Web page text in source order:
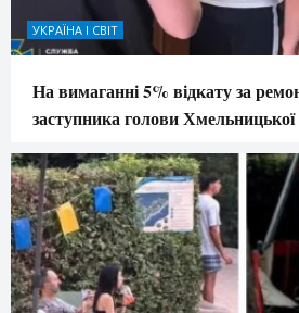
УКРАЇНА І СВІТ
На вимаганні 5% відкату за
заступника голови